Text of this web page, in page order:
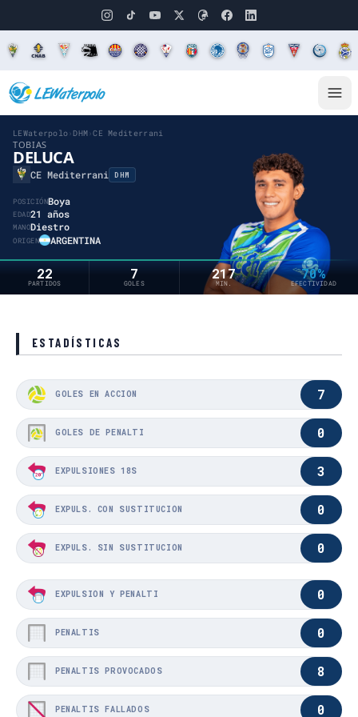
LEWaterpolo› DHM›CE Mediterrani
TOBIAS
DELUCA
CE Mediterrani DHM
POSICIÓNBoya
EDAD21 años
MANODiestro
ORIGEN ARGENTINA
22
PARTIDOS
7
GOLES
217
MIN.
70%
EFECTIVIDAD
ESTADÍSTICAS
GOLES EN ACCIÓN 7
GOLES DE PENALTI 0
EXPULSIONES 18S 3
EXPULS. CON SUSTITUCIÓN 0
EXPULS. SIN SUSTITUCIÓN 0
EXPULSIÓN Y PENALTI 0
PENALTIS 0
PENALTIS PROVOCADOS 8
PENALTIS FALLADOS 0